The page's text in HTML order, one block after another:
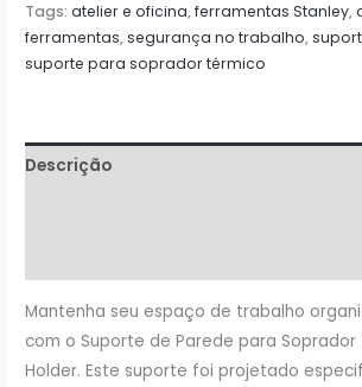
Tags:atelier e oficina,ferramentas Stanley,
ferramentas,segurança no trabalho,
suporte para soprador térmico
Descrição
Mantenha seu espaço de trabalho
com o Suporte de Parede para Soprador
Holder. Este suporte foi projetado